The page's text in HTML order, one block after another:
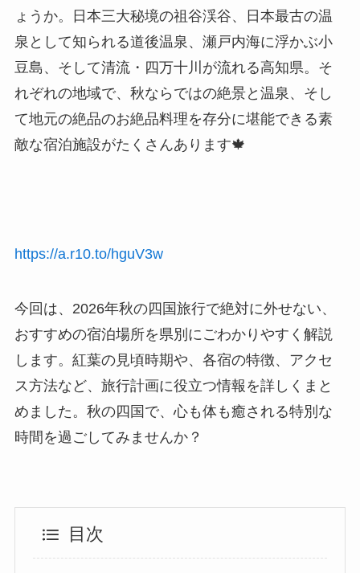
ょうか。日本三大秘境の祖谷渓谷、日本最古の温
泉として知られる道後温泉、瀬戸内海に浮かぶ小
豆島、そして清流・四万十川が流れる高知県。そ
れぞれの地域で、秋ならではの絶景と温泉、そし
て地元の絶品のお絶品料理を存分に堪能できる素
敵な宿泊施設がたくさんあります🍁
https://a.r10.to/hguV3w
今回は、2026年秋の四国旅行で絶対に外せない、
おすすめの宿泊場所を県別にごわかりやすく解説
します。紅葉の見頃時期や、各宿の特徴、アクセ
ス方法など、旅行計画に役立つ情報を詳しくまと
めました。秋の四国で、心も体も癒される特別な
時間を過ごしてみませんか？
目次